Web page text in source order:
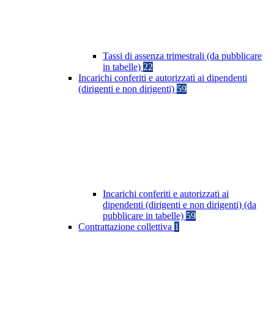
Tassi di assenza trimestrali (da pubblicare
in tabelle) 22
Incarichi conferiti e autorizzati ai dipendenti
(dirigenti e non dirigenti) 59
Incarichi conferiti e autorizzati ai
dipendenti (dirigenti e non dirigenti) (da
pubblicare in tabelle) 59
Contrattazione collettiva 1